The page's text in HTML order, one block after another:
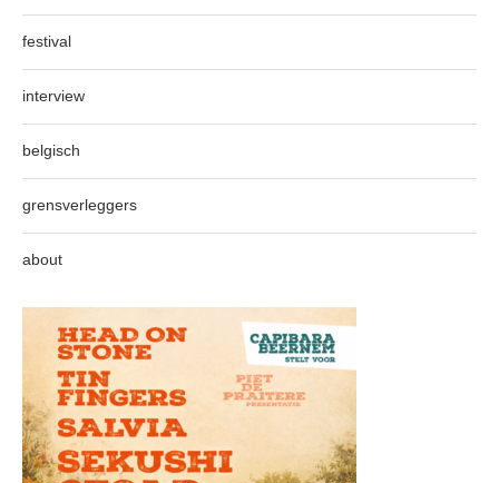
festival
interview
belgisch
grensverleggers
about